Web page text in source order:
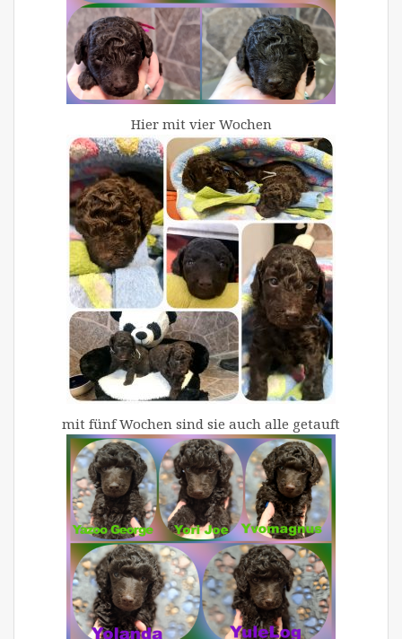
Hier mit vier Wochen
mit fünf Wochen sind sie auch alle getauft